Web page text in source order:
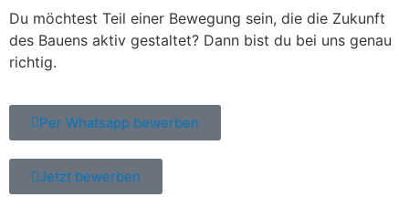
Du möchtest Teil einer Bewegung sein, die die Zukunft
des Bauens aktiv gestaltet? Dann bist du bei uns genau
richtig.
Per Whatsapp bewerben
Jetzt bewerben